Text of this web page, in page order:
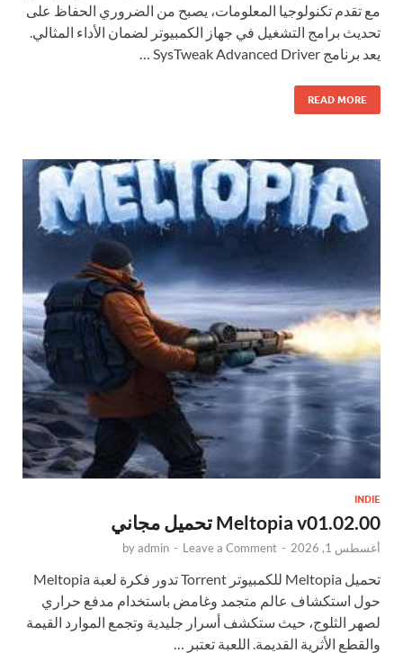
مع تقدم تكنولوجيا المعلومات، يصبح من الضروري الحفاظ على
تحديث برامج التشغيل في جهاز الكمبيوتر لضمان الأداء المثالي.
يعد برنامج SysTweak Advanced Driver …
READ MORE
INDIE
Meltopia v01.02.00 تحميل مجاني
أغسطس 1, 2026 -
byadmin - Leave a Comment
تحميل Meltopia للكمبيوتر Torrent تدور فكرة لعبة Meltopia
حول استكشاف عالم متجمد وغامض باستخدام مدفع حراري
لصهر الثلوج، حيث ستكشف أسرار جليدية وتجمع الموارد القيمة
والقطع الأثرية القديمة. اللعبة تعتبر …